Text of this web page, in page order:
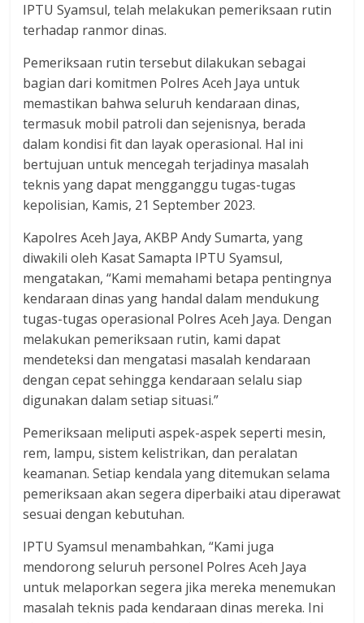
IPTU Syamsul, telah melakukan pemeriksaan rutin
terhadap ranmor dinas.
Pemeriksaan rutin tersebut dilakukan sebagai
bagian dari komitmen Polres Aceh Jaya untuk
memastikan bahwa seluruh kendaraan dinas,
termasuk mobil patroli dan sejenisnya, berada
dalam kondisi fit dan layak operasional. Hal ini
bertujuan untuk mencegah terjadinya masalah
teknis yang dapat mengganggu tugas-tugas
kepolisian, Kamis, 21 September 2023.
Kapolres Aceh Jaya, AKBP Andy Sumarta, yang
diwakili oleh Kasat Samapta IPTU Syamsul,
mengatakan, “Kami memahami betapa pentingnya
kendaraan dinas yang handal dalam mendukung
tugas-tugas operasional Polres Aceh Jaya. Dengan
melakukan pemeriksaan rutin, kami dapat
mendeteksi dan mengatasi masalah kendaraan
dengan cepat sehingga kendaraan selalu siap
digunakan dalam setiap situasi.”
Pemeriksaan meliputi aspek-aspek seperti mesin,
rem, lampu, sistem kelistrikan, dan peralatan
keamanan. Setiap kendala yang ditemukan selama
pemeriksaan akan segera diperbaiki atau diperawat
sesuai dengan kebutuhan.
IPTU Syamsul menambahkan, “Kami juga
mendorong seluruh personel Polres Aceh Jaya
untuk melaporkan segera jika mereka menemukan
masalah teknis pada kendaraan dinas mereka. Ini